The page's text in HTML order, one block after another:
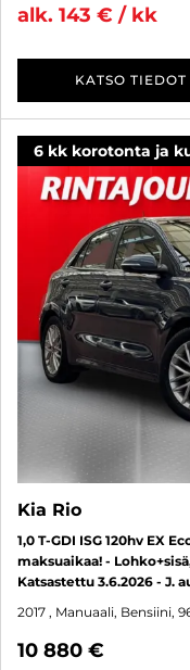
alk. 143 € / kk
KATSO TIEDOT
6 kk korotonta ja
Kia Rio
1,0 T-GDI ISG 120hv EX
maksuaikaa! -
Katsastettu 3.6.2026 - J.
2017 , Manuaali, Bensiini,
10 880 €